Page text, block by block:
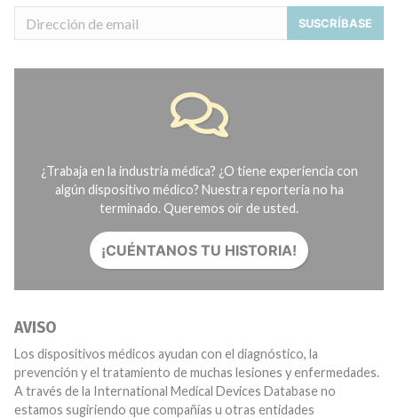
SUSCRÍBASE
¿Trabaja en la industria médica? ¿O tiene experiencia con
algún dispositivo médico? Nuestra reportería no ha
terminado. Queremos oír de usted.
¡CUÉNTANOS TU HISTORIA!
AVISO
Los dispositivos médicos ayudan con el diagnóstico, la
prevención y el tratamiento de muchas lesiones y enfermedades.
A través de la International Medical Devices Database no
estamos sugiriendo que compañías u otras entidades